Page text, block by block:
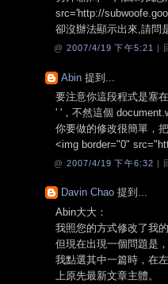
src='http://
卻沒辦法顯示出來,請問
@ 2007/4/19 下午5:21 |
Abin 提到...
要注意你這段程式是塞
' '，不然這個
你要做的修改很簡單，
<img border="0"
@ 2007/4/19 下午6:32 |
Davin Chao 提到...
Abin大大：
我照您的方式修改了我的
但現在出現一個問題是
我點選其中一篇時，在
上原先最新文章主體。